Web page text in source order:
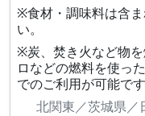
※食材・調味料は含
い。
※炭、焚き火など物
ロなどの燃料を使っ
でのご利用が可能です
北関東／茨城県／